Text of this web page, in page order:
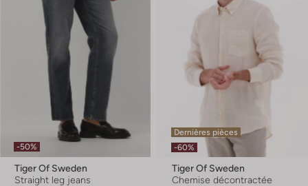
-50%
Tiger Of Sweden
Straight leg jeans
Dernières pièces
-60%
Tiger Of Sweden
Chemise décontractée